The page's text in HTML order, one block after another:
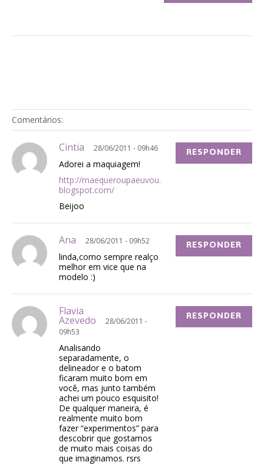
Comentários:
Cintia 28/06/2011 - 09h46
Adorei a maquiagem!
http://maequeroupaeuvou.
blogspot.com/
Beijoo
RESPONDER
Ana 28/06/2011 - 09h52
linda,como sempre realço
melhor em vice que na
modelo :)
RESPONDER
Flavia
Azevedo
28/06/2011 -
09h53
Analisando
separadamente, o
delineador e o batom
ficaram muito bom em
você, mas junto também
achei um pouco esquisito!
De qualquer maneira, é
realmente muito bom
fazer “experimentos” para
descobrir que gostamos
de muito mais coisas do
que imaginamos. rsrs
RESPONDER